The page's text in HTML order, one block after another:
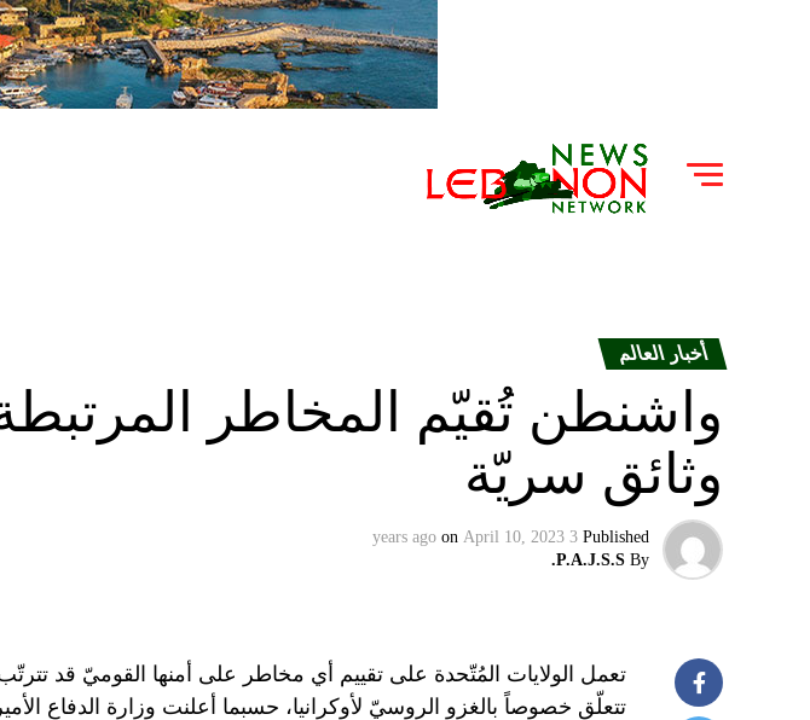
أخبار العالم
واشنطن تُقيّم المخاطر
وثائق سريّة
Published
3 years ago
on April 10, 2023
By
P.A.J.S.S.
تعمل الولايات المُتّحدة على تقييم أي مخاطر على أمنها القوميّ قد
تتعلّق خصوصاً بالغزو الروسيّ لأوكرانيا، حسبما أعلنت وزارة الدفاع